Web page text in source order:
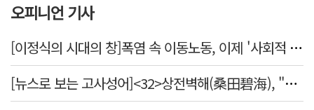
오피니언 기사
[이정식의 시대의 창]폭염 속 이동노동, 이제 '사회적 위험 관리'로 전환할 때
[뉴스로 보는 고사성어]<32>상전벽해(桑田碧海), "뽕나무밭이 푸른 바다가 되었다."